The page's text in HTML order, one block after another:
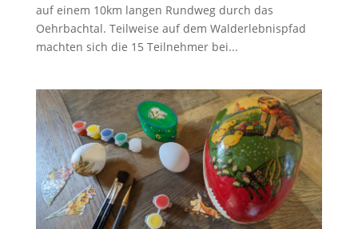
auf einem 10km langen Rundweg durch das
Oehrbachtal. Teilweise auf dem Walderlebnispfad
machten sich die 15 Teilnehmer bei...